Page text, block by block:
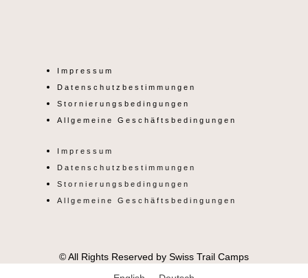
s
t
a
g
Impressum
Datenschutzbestimmungen
Stornierungsbedingungen
Allgemeine Geschäftsbedingungen
Impressum
Datenschutzbestimmungen
Stornierungsbedingungen
Allgemeine Geschäftsbedingungen
© All Rights Reserved by Swiss Trail Camps